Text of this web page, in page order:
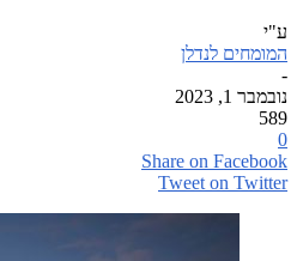
ע"י
המומחים לנדלן
-
נובמבר 1, 2023
589
0
Share on Facebook
Tweet on Twitter